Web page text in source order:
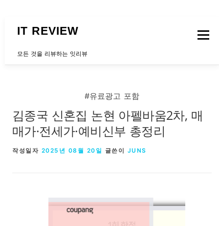
IT REVIEW
모든 것을 리뷰하는 잇리뷰
메뉴
#유료광고 포함
김종국 신혼집 논현 아펠바움2차, 매
매가·전세가·예비신부 총정리
작성일자 2025년 08월 20일 글쓴이 JUNS